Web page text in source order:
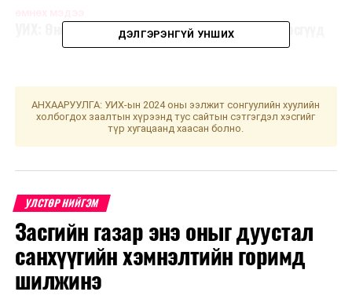
УИХ: Өнөөдөр хуралдах намын бүлэг, ажлын хэсгүүд
ДЭЛГЭРЭНГҮЙ УНШИХ
АНХААРУУЛГА: УИХ-ын 2024 оны ээлжит сонгуулийн хуулийн
холбогдох заалтын хүрээнд тус сайтын сэтгэгдэл хэсгийг
түр хугацаанд хаасан болно.
УЛСТӨР НИЙГЭМ
Засгийн газар энэ оныг дуустал
санхүүгийн хэмнэлтийн горимд
шилжинэ